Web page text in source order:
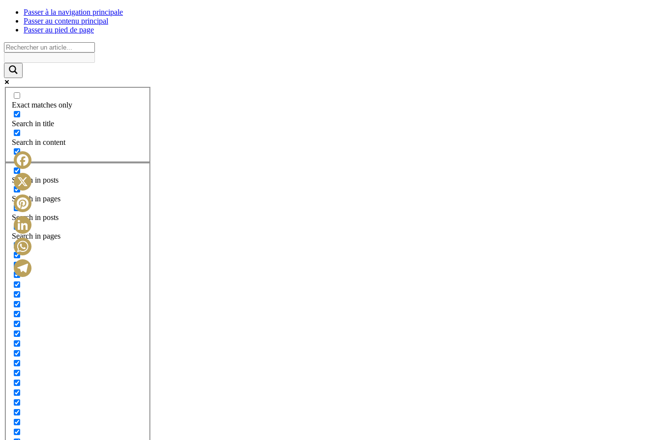
Passer à la navigation principale
Passer au contenu principal
Passer au pied de page
Exact matches only
Search in title
Search in content
Search in posts
Search in pages
Search in posts
Search in pages
Facebook
X
Pinterest
LinkedIn
WhatsApp
Telegram